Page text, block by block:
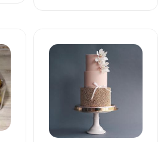
Sweet love
859 AZN